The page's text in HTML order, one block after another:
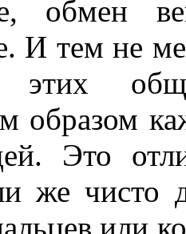
обмен
И тем не
этих
образом
Это
же чисто
или